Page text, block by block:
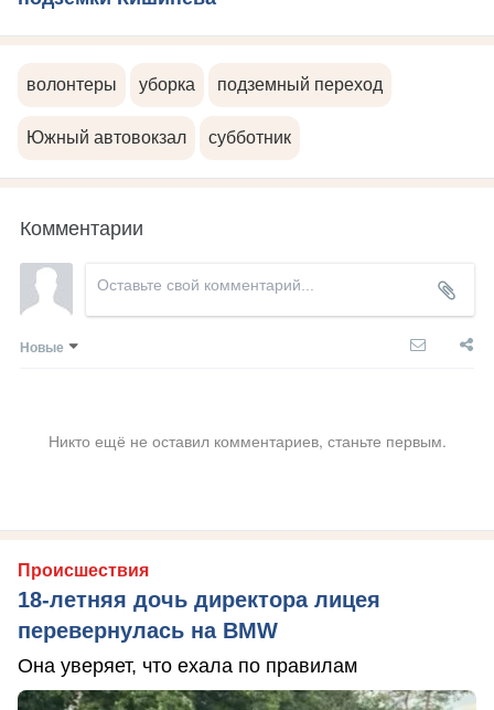
волонтеры уборка подземный переход
Южный автовокзал субботник
Комментарии
Новые
Никто ещё не оставил комментариев, станьте первым.
Происшествия
18-летняя дочь директора лицея
перевернулась на BMW
Она уверяет, что ехала по правилам